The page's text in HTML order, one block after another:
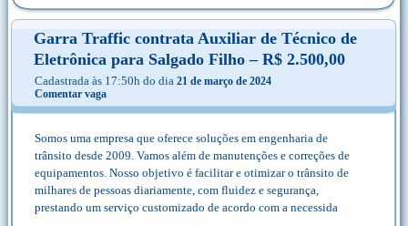
Garra Traffic contrata Auxiliar de Técnico de
Eletrônica para Salgado Filho – R$ 2.500,00
Cadastrada às 17:50h do dia 21 de março de 2024
Comentar vaga
Somos uma empresa que oferece soluções em engenharia de
trânsito desde 2009. Vamos além de manutenções e correções de
equipamentos. Nosso objetivo é facilitar e otimizar o trânsito de
milhares de pessoas diariamente, com fluidez e segurança,
prestando um serviço customizado de acordo com a necessida